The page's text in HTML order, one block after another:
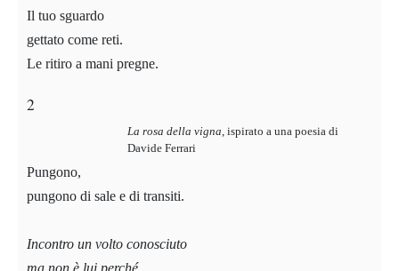
Il tuo sguardo
gettato come reti.
Le ritiro a mani pregne.
2
La rosa della vigna, ispirato a una poesia di
Davide Ferrari
Pungono,
pungono di sale e di transiti.
Incontro un volto conosciuto
ma non è lui perché